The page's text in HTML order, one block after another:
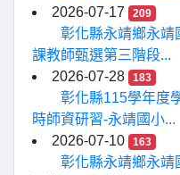
2026-07-17
209
彰化縣永靖鄉永靖
課教師甄選第三階段...
2026-07-28
183
彰化縣115學年度
時師資研習-永靖國小...
2026-07-10
163
彰化縣永靖鄉永靖